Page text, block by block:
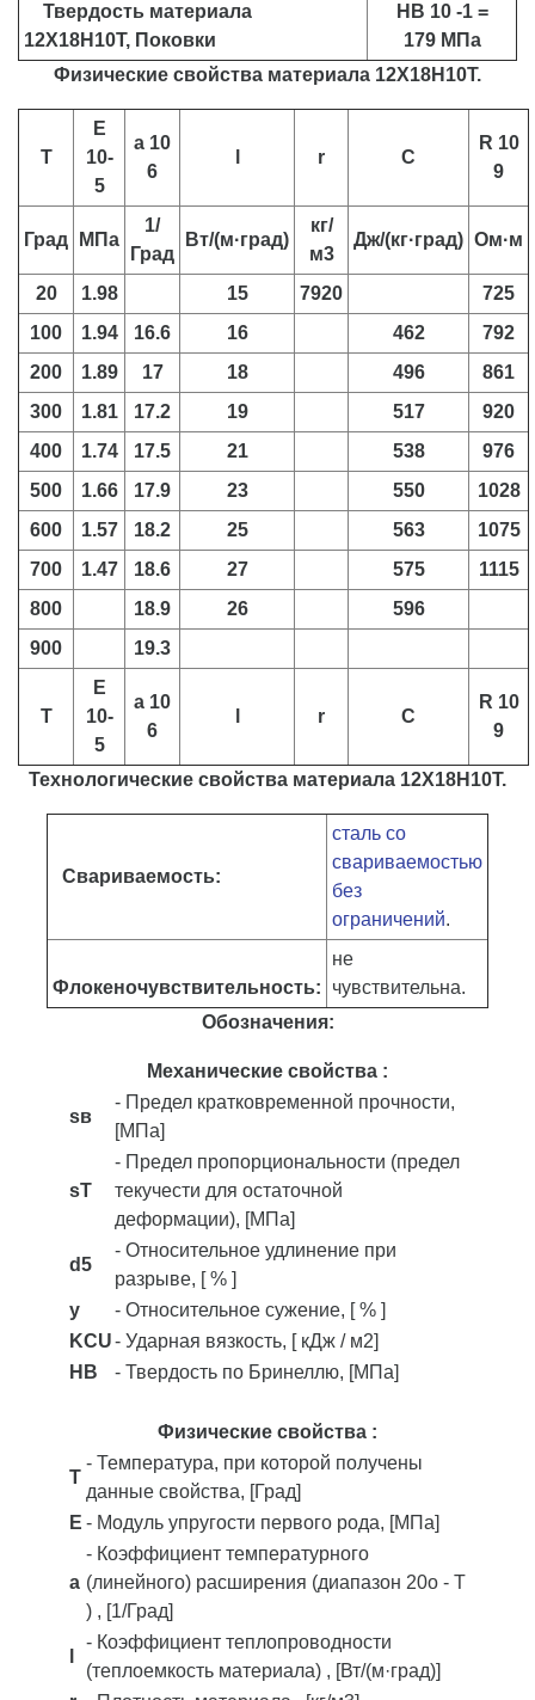
Твердость материала
12Х18Н10Т, Поковки
HB 10 -1 =
179 МПа
Физические свойства материала 12Х18Н10Т.
T
E
10-
5
a 10
6
r C
R 10
9
Град МПа
1/
Град
Вт/(м·град)
кг/
м3
Дж/(кг·град) Ом·м
20 1.98 15 7920
725
100
1.94 16.6 16 462
792
200
1.89 17 18 496
861
300
1.81 17.2 19 517
920
400
1.74 17.5 21 538
976
500
1.66 17.9 23 550
1028
600
1.57 18.2 25 563
1075
700
1.47 18.6 27 575
1115
800
18.9 26
596
900
19.3
T
E
10-
5
a 10
6
r C
R 10
9
Технологические свойства материала 12Х18Н10Т.
Свариваемость:
сталь со
свариваемостью
без
ограничений.
Флокеночувствительность:
не
чувствительна.
Обозначения:
Механические свойства :
sв
- Предел кратковременной прочности,
[МПа]
sT
- Предел пропорциональности (предел
текучести для остаточной
деформации), [МПа]
d5
- Относительное удлинение при
разрыве, [ % ]
y
- Относительное сужение, [ % ]
KCU- Ударная вязкость, [ кДж / м2]
HB
- Твердость по Бринеллю, [МПа]
Физические свойства :
T
- Температура, при которой получены
данные свойства, [Град]
E - Модуль упругости первого рода, [МПа]
a
- Коэффициент температурного
(линейного) расширения (диапазон 20o - T
) , [1/Град]
- Коэффициент теплопроводности
(теплоемкость материала) , [Вт/(м·град)]